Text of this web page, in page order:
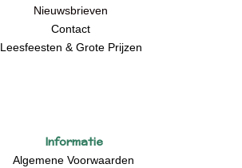
Nieuwsbrieven
Contact
Leesfeesten & Grote Prijzen
Informatie
Algemene Voorwaarden